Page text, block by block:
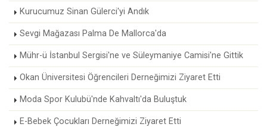
Kurucumuz Sinan Gülerci'yi Andık
Sevgi Mağazası Palma De Mallorca'da
Mühr-ü İstanbul Sergisi'ne ve Süleymaniye Camisi'ne Gittik
Okan Üniversitesi Öğrencileri Derneğimizi Ziyaret Etti
Moda Spor Kulubü'nde Kahvaltı'da Buluştuk
E-Bebek Çocukları Derneğimizi Ziyaret Etti